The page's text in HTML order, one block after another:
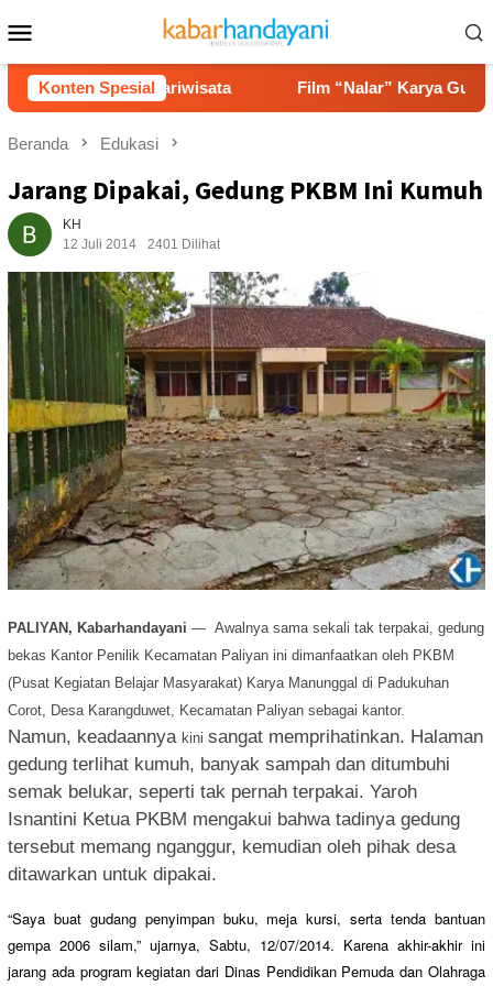
ke
kontenMobile
Konten Spesial
Potensi Pariwisata Film “Nalar” Karya Guru SD Raih
Beranda Edukasi
Jarang Dipakai, Gedung PKBM Ini Kumuh
KH
12 Juli 2014
2401 Dilihat
PALIYAN, Kabarhandayani — Awalnya sama sekali tak terpakai, gedung
bekas Kantor Penilik Kecamatan Paliyan ini dimanfaatkan oleh PKBM
(Pusat Kegiatan Belajar Masyarakat) Karya Manunggal di Padukuhan
Corot, Desa Karangduwet, Kecamatan Paliyan sebagai kantor.
Namun, keadaannya kini sangat memprihatinkan. Halaman
gedung terlihat kumuh, banyak sampah dan ditumbuhi
semak belukar, seperti tak pernah terpakai. Yaroh
Isnantini Ketua PKBM mengakui bahwa tadinya gedung
tersebut memang nganggur, kemudian oleh pihak desa
ditawarkan untuk dipakai.
“Saya buat gudang penyimpan buku, meja kursi, serta tenda bantuan
gempa 2006 silam,” ujarnya, Sabtu, 12/07/2014. Karena akhir-akhir ini
jarang ada program kegiatan dari Dinas Pendidikan Pemuda dan Olahraga